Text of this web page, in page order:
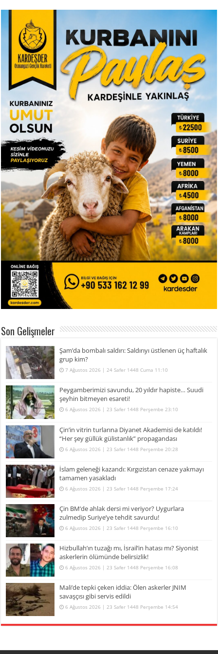
Son Gelişmeler
Şam’da bombalı saldırı: Saldırıyı üstlenen üç haftalık
grup kim?
7 Ağustos 2026 | 24 Safer 1448 Cuma 11:10
Peygamberimizi savundu, 20 yıldır hapiste… Suudi
şeyhin bitmeyen esareti!
6 Ağustos 2026 | 23 Safer 1448 Perşembe 23:10
Çin’in vitrin turlarına Diyanet Akademisi de katıldı!
“Her şey güllük gülistanlık” propagandası
6 Ağustos 2026 | 23 Safer 1448 Perşembe 20:28
İslam geleneği kazandı: Kırgızistan cenaze yakmayı
tamamen yasakladı
6 Ağustos 2026 | 23 Safer 1448 Perşembe 17:24
Çin BM’de ahlak dersi mi veriyor? Uygurlara
zulmedip Suriye’ye tehdit savurdu!
6 Ağustos 2026 | 23 Safer 1448 Perşembe 16:10
Hizbullah’ın tuzağı mı, İsrail’in hatası mı? Siyonist
askerlerin ölümünde belirsizlik!
6 Ağustos 2026 | 23 Safer 1448 Perşembe 16:08
Mali’de tepki çeken iddia: Ölen askerler JNIM
savaşçısı gibi servis edildi
6 Ağustos 2026 | 23 Safer 1448 Perşembe 14:54